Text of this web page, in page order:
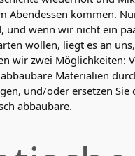
Abendessen kommen.
und wenn wir nicht ein
wollen, liegt es an
wir zwei Möglichkeiten:
Materialien
und/oder ersetzen Sie
abbaubare.